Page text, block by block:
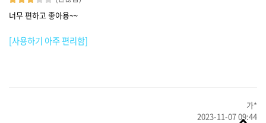
너무 편하고 좋아용~~
[사용하기 아주 편리함]
가*
2023-11-07 09:44